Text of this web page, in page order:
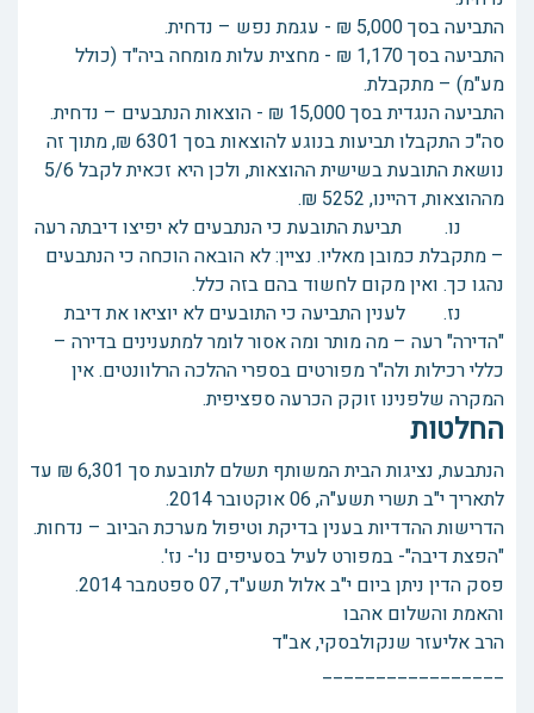
התביעה בסך 5,000 ₪ - עגמת נפש – נדחית.
התביעה בסך 1,170 ₪ - מחצית עלות מומחה ביה"ד (כולל
מע"מ) – מתקבלת.
התביעה הנגדית בסך 15,000 ₪ - הוצאות הנתבעים – נדחית.
סה"כ התקבלו תביעות בנוגע להוצאות בסך 6301 ₪, מתוך זה
נושאת התובעת בשישית ההוצאות, ולכן היא זכאית לקבל 5/6
מההוצאות, דהיינו, 5252 ₪.
נו. תביעת התובעת כי הנתבעים לא יפיצו דיבתה רעה
– מתקבלת כמובן מאליו. נציין: לא הובאה הוכחה כי הנתבעים
נהגו כך. ואין מקום לחשוד בהם בזה כלל.
נז. לענין התביעה כי התובעים לא יוציאו את דיבת
"הדירה" רעה – מה מותר ומה אסור לומר למתענינים בדירה –
כללי רכילות ולה"ר מפורטים בספרי ההלכה הרלוונטים. אין
המקרה שלפנינו זוקק הכרעה ספציפית.
החלטות
הנתבעת, נציגות הבית המשותף תשלם לתובעת סך 6,301 ₪ עד
לתאריך י"ב תשרי תשע"ה, 06 אוקטובר 2014.
הדרישות ההדדיות בענין בדיקת וטיפול מערכת הביוב – נדחות.
"הפצת דיבה"- במפורט לעיל בסעיפים נו'- נז'.
פסק הדין ניתן ביום י"ב אלול תשע"ד, ‏07 ספטמבר 2014.
והאמת והשלום אהבו
הרב אליעזר שנקולבסקי, אב"ד
_________________